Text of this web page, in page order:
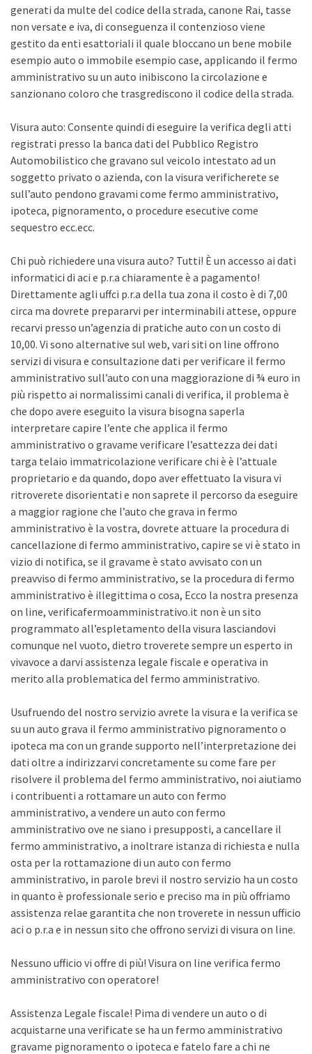
generati da multe del codice della strada, canone Rai, tasse
non versate e iva, di conseguenza il contenzioso viene
gestito da enti esattoriali il quale bloccano un bene mobile
esempio auto o immobile esempio case, applicando il fermo
amministrativo su un auto inibiscono la circolazione e
sanzionano coloro che trasgrediscono il codice della strada.
Visura auto: Consente quindi di eseguire la verifica degli atti
registrati presso la banca dati del Pubblico Registro
Automobilistico che gravano sul veicolo intestato ad un
soggetto privato o azienda, con la visura verificherete se
sull’auto pendono gravami come fermo amministrativo,
ipoteca, pignoramento, o procedure esecutive come
sequestro ecc.ecc.
Chi può richiedere una visura auto? Tutti! È un accesso ai dati
informatici di aci e p.r.a chiaramente è a pagamento!
Direttamente agli uffci p.r.a della tua zona il costo è di 7,00
circa ma dovrete prepararvi per interminabili attese, oppure
recarvi presso un’agenzia di pratiche auto con un costo di
10,00. Vi sono alternative sul web, vari siti on line offrono
servizi di visura e consultazione dati per verificare il fermo
amministrativo sull’auto con una maggiorazione di ¾ euro in
più rispetto ai normalissimi canali di verifica, il problema è
che dopo avere eseguito la visura bisogna saperla
interpretare capire l’ente che applica il fermo
amministrativo o gravame verificare l’esattezza dei dati
targa telaio immatricolazione verificare chi è è l’attuale
proprietario e da quando, dopo aver effettuato la visura vi
ritroverete disorientati e non saprete il percorso da eseguire
a maggior ragione che l’auto che grava in fermo
amministrativo è la vostra, dovrete attuare la procedura di
cancellazione di fermo amministrativo, capire se vi è stato in
vizio di notifica, se il gravame è stato avvisato con un
preavviso di fermo amministrativo, se la procedura di fermo
amministrativo è illegittima o cosa, Ecco la nostra presenza
on line, verificafermoamministrativo.it non è un sito
programmato all’espletamento della visura lasciandovi
comunque nel vuoto, dietro troverete sempre un esperto in
vivavoce a darvi assistenza legale fiscale e operativa in
merito alla problematica del fermo amministrativo.
Usufruendo del nostro servizio avrete la visura e la verifica se
su un auto grava il fermo amministrativo pignoramento o
ipoteca ma con un grande supporto nell’interpretazione dei
dati oltre a indirizzarvi concretamente su come fare per
risolvere il problema del fermo amministrativo, noi aiutiamo
i contribuenti a rottamare un auto con fermo
amministrativo, a vendere un auto con fermo
amministrativo ove ne siano i presupposti, a cancellare il
fermo amministrativo, a inoltrare istanza di richiesta e nulla
osta per la rottamazione di un auto con fermo
amministrativo, in parole brevi il nostro servizio ha un costo
in quanto è professionale serio e preciso ma in più offriamo
assistenza relae garantita che non troverete in nessun ufficio
aci o p.r.a e in nessun sito che offrono servizi di visura on line.
Nessuno ufficio vi offre di più! Visura on line verifica fermo
amministrativo con operatore!
Assistenza Legale fiscale! Pima di vendere un auto o di
acquistarne una verificate se ha un fermo amministrativo
gravame pignoramento o ipoteca e fatelo fare a chi ne